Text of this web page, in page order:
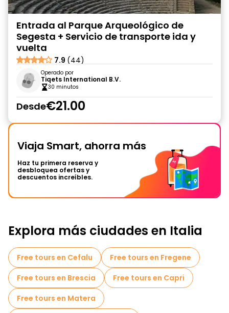
Entrada al Parque Arqueológico de
Segesta + Servicio de transporte ida y
vuelta
7.9 (44)
Operado por
Tiqets International B.V.
30 minutos
Desde€21.00
Viaja Smart, ahorra más
Haz tu primera reserva y
desbloquea ofertas y
descuentos increíbles.
Explora más ciudades en Italia
Free tours en Cefalu
Free tours en Fregene
Free tours en Brescia
Free tours en Capri
Free tours en Matera